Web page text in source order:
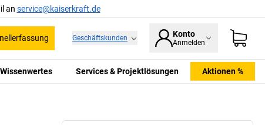
an service@kaiserkraft.de
Geschäftskunden Konto
Anmelden
Wissenwertes Services & Projektlösungen Aktionen %